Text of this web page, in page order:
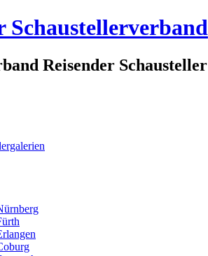
Schaustellerverband
Reisender